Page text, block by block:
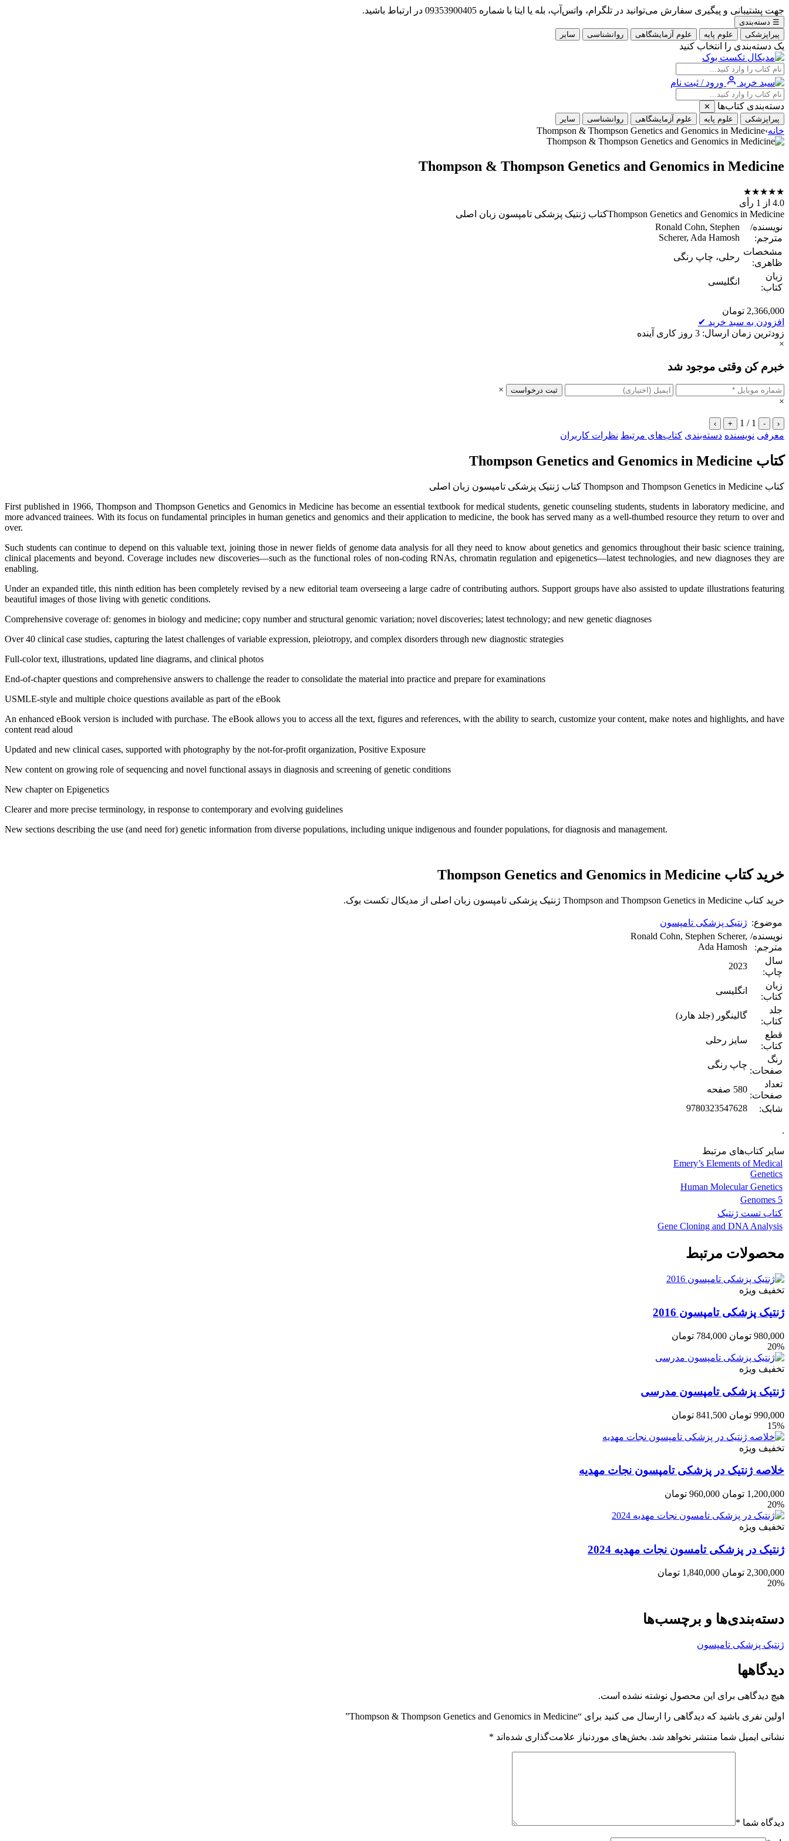
جهت پشتیبانی و پیگیری سفارش می‌توانید در تلگرام، واتس‌آپ، بله یا ایتا با شماره 09353900405 در ارتباط باشید.
☰ دسته‌بندی
پیراپزشکی
علوم پایه علوم آزمایشگاهی روانشناسی سایر
یک دسته‌بندی را انتخاب کنید
ورود / ثبت نام
دسته‌بندی کتاب‌ها
✕
پیراپزشکی
علوم پایه علوم آزمایشگاهی روانشناسی سایر
خانه›
Thompson & Thompson Genetics and Genomics in Medicine
Thompson & Thompson Genetics and Genomics in Medicine
★
★
★
★
★
4.0 از 1 رأی
Thompson Genetics and Genomics in Medicineکتاب ژنتیک پزشکی تامپسون زبان اصلی
نویسنده/
مترجم:
Ronald Cohn, Stephen
Scherer, Ada Hamosh
مشخصات
ظاهری:
رحلی، چاپ رنگی
زبان
کتاب:
انگلیسی
2,366,000 تومان
افزودن به سبد خرید ✔
زودترین زمان ارسال: 3 روز کاری آینده
×
خبرم کن وقتی موجود شد
ثبت درخواست
×
×
‹
-
1 / 1
+
›
معرفی نویسنده دسته‌بندی کتاب‌های مرتبط نظرات کاربران
کتاب Thompson Genetics and Genomics in Medicine
کتاب Thompson and Thompson Genetics in Medicine کتاب ژنتیک پزشکی تامپسون زبان اصلی
First published in 1966, Thompson and Thompson Genetics and Genomics in Medicine has become an essential textbook for medical students, genetic counseling students, students in laboratory medicine, and
more advanced trainees. With its focus on fundamental principles in human genetics and genomics and their application to medicine, the book has served many as a well-thumbed resource they return to over and
over.
Such students can continue to depend on this valuable text, joining those in newer fields of genome data analysis for all they need to know about genetics and genomics throughout their basic science training,
clinical placements and beyond. Coverage includes new discoveries―such as the functional roles of non-coding RNAs, chromatin regulation and epigenetics―latest technologies, and new diagnoses they are
enabling.
Under an expanded title, this ninth edition has been completely revised by a new editorial team overseeing a large cadre of contributing authors. Support groups have also assisted to update illustrations featuring
beautiful images of those living with genetic conditions.
Comprehensive coverage of: genomes in biology and medicine; copy number and structural genomic variation; novel discoveries; latest technology; and new genetic diagnoses
Over 40 clinical case studies, capturing the latest challenges of variable expression, pleiotropy, and complex disorders through new diagnostic strategies
Full-color text, illustrations, updated line diagrams, and clinical photos
End-of-chapter questions and comprehensive answers to challenge the reader to consolidate the material into practice and prepare for examinations
USMLE-style and multiple choice questions available as part of the eBook
An enhanced eBook version is included with purchase. The eBook allows you to access all the text, figures and references, with the ability to search, customize your content, make notes and highlights, and have
content read aloud
Updated and new clinical cases, supported with photography by the not-for-profit organization, Positive Exposure
New content on growing role of sequencing and novel functional assays in diagnosis and screening of genetic conditions
New chapter on Epigenetics
Clearer and more precise terminology, in response to contemporary and evolving guidelines
New sections describing the use (and need for) genetic information from diverse populations, including unique indigenous and founder populations, for diagnosis and management.
خرید کتاب Thompson Genetics and Genomics in Medicine
خرید کتاب Thompson and Thompson Genetics in Medicine ژنتیک پزشکی تامپسون زبان اصلی از مدیکال تکست بوک.
موضوع: ژنتیک پزشکی تامپسون
نویسنده/
مترجم:
Ronald Cohn, Stephen Scherer,
Ada Hamosh
سال
چاپ:
2023
زبان
کتاب:
انگلیسی
جلد
کتاب:
گالینگور (جلد هارد)
قطع
کتاب:
سایز رحلی
رنگ
صفحات:
چاپ رنگی
تعداد
صفحات:
580 صفحه
شابک:
9780323547628
.
سایر کتاب‌های مرتبط
Emery’s Elements of Medical
Genetics
Human Molecular Genetics
Genomes 5
کتاب تست ژنتیک
Gene Cloning and DNA Analysis
محصولات مرتبط
تخفیف ویژه
ژنتیک پزشکی تامپسون 2016
980,000 تومان 784,000 تومان
20%
تخفیف ویژه
ژنتیک پزشکی تامپسون مدرسی
990,000 تومان 841,500 تومان
15%
تخفیف ویژه
خلاصه ژنتیک در پزشکی تامپسون نجات مهدیه
1,200,000 تومان 960,000 تومان
20%
تخفیف ویژه
ژنتیک در پزشکی تامسون نجات مهدیه 2024
2,300,000 تومان 1,840,000 تومان
20%
دسته‌بندی‌ها و برچسب‌ها
ژنتیک پزشکی تامپسون
دیدگاهها
هیچ دیدگاهی برای این محصول نوشته نشده است.
اولین نفری باشید که دیدگاهی را ارسال می کنید برای “Thompson & Thompson Genetics and Genomics in Medicine”
نشانی ایمیل شما منتشر نخواهد شد. بخش‌های موردنیاز علامت‌گذاری شده‌اند *
دیدگاه شما *